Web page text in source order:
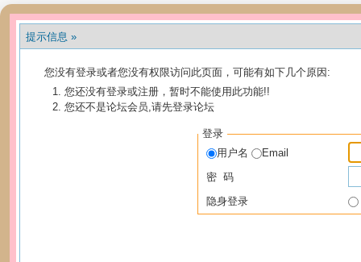
提示信息 »
您没有登录或者您没有权限访问此页面，可能有如下几个原因:
您还没有登录或注册，暂时不能使用此功能!!
您还不是论坛会员,请先登录论坛
登录
用户名
Email
密 码
隐身登录